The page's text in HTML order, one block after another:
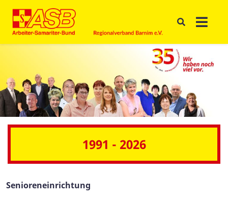
1991 - 2026
Senioreneinrichtung